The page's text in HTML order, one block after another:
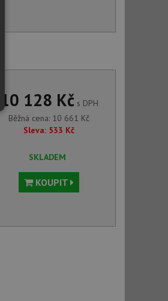
10 128 Kčs DPH
Běžná cena: 10 661 Kč
Sleva: 533 Kč
SKLADEM
KOUPIT